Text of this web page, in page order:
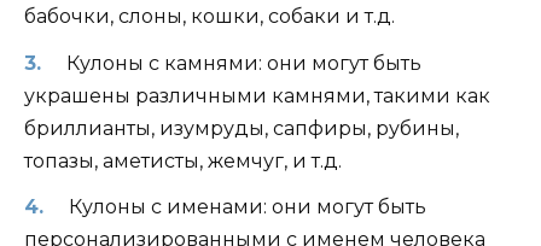
бабочки, слоны, кошки, собаки и т.д.
Кулоны с камнями: они могут быть
украшены различными камнями, такими как
бриллианты, изумруды, сапфиры, рубины,
топазы, аметисты, жемчуг, и т.д.
Кулоны с именами: они могут быть
персонализированными с именем человека